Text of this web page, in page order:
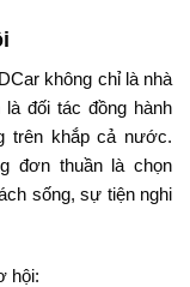
không chỉ là nhà
đối tác đồng hành
trên khắp cả nước.
đơn thuần là chọn
sống, sự tiện nghi
hội: